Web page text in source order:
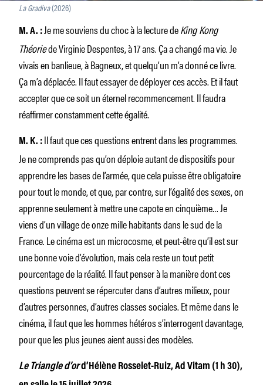
La Gradiva(2026)
M. A. : Je me souviens du choc à la lecture deKing Kong
Théoriede Virginie Despentes, à 17 ans. Ça a changé ma vie. Je
vivais en banlieue, à Bagneux, et quelqu’un m’a donné ce livre.
Ça m’a déplacée. Il faut essayer de déployer ces accès. Et il faut
accepter que ce soit un éternel recommencement. Il faudra
réaffirmer constamment cette égalité.
M. K. : Il faut que ces questions entrent dans les programmes.
Je ne comprends pas qu’on déploie autant de dispositifs pour
apprendre les bases de l’armée, que cela puisse être obligatoire
pour tout le monde, et que, par contre, sur l’égalité des sexes, on
apprenne seulement à mettre une capote en cinquième… Je
viens d’un village de onze mille habitants dans le sud de la
France. Le cinéma est un microcosme, et peut-être qu’il est sur
une bonne voie d’évolution, mais cela reste un tout petit
pourcentage de la réalité. Il faut penser à la manière dont ces
questions peuvent se répercuter dans d’autres milieux, pour
d’autres personnes, d’autres classes sociales. Et même dans le
cinéma, il faut que les hommes hétéros s’interrogent davantage,
pour que les plus jeunes aient aussi des modèles.
Le Triangle d’ord’Hélène Rosselet-Ruiz, Ad Vitam (1 h 30),